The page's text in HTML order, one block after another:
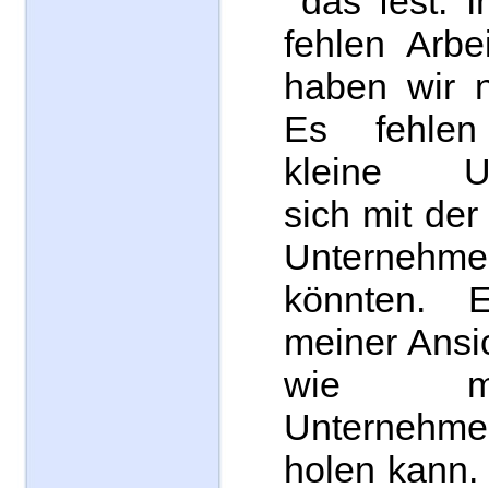
fehlen
haben wir
Es fehlen
kleine
sich mit
könnten.
meiner
wie
holen